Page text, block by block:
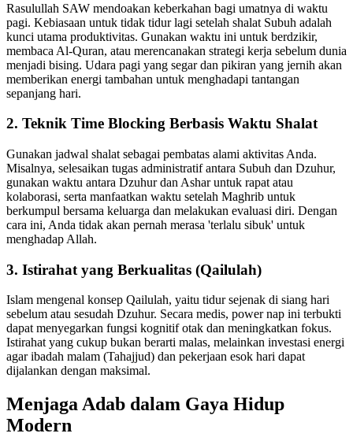
Rasulullah SAW mendoakan keberkahan bagi umatnya di waktu
pagi. Kebiasaan untuk tidak tidur lagi setelah shalat Subuh adalah
kunci utama produktivitas. Gunakan waktu ini untuk berdzikir,
membaca Al-Quran, atau merencanakan strategi kerja sebelum dunia
menjadi bising. Udara pagi yang segar dan pikiran yang jernih akan
memberikan energi tambahan untuk menghadapi tantangan
sepanjang hari.
2. Teknik Time Blocking Berbasis Waktu Shalat
Gunakan jadwal shalat sebagai pembatas alami aktivitas Anda.
Misalnya, selesaikan tugas administratif antara Subuh dan Dzuhur,
gunakan waktu antara Dzuhur dan Ashar untuk rapat atau
kolaborasi, serta manfaatkan waktu setelah Maghrib untuk
berkumpul bersama keluarga dan melakukan evaluasi diri. Dengan
cara ini, Anda tidak akan pernah merasa 'terlalu sibuk' untuk
menghadap Allah.
3. Istirahat yang Berkualitas (Qailulah)
Islam mengenal konsep Qailulah, yaitu tidur sejenak di siang hari
sebelum atau sesudah Dzuhur. Secara medis, power nap ini terbukti
dapat menyegarkan fungsi kognitif otak dan meningkatkan fokus.
Istirahat yang cukup bukan berarti malas, melainkan investasi energi
agar ibadah malam (Tahajjud) dan pekerjaan esok hari dapat
dijalankan dengan maksimal.
Menjaga Adab dalam Gaya Hidup
Modern